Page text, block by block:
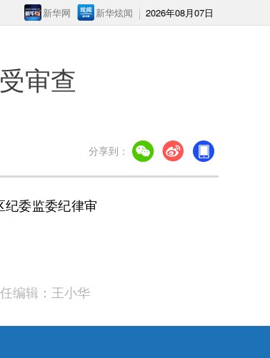
2026年08月07日
新华炫闻
新华网
审查
分享到：
委监委纪律审
编辑：王小华